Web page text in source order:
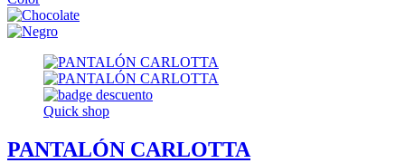
Quick shop
PANTALÓN CARLOTTA